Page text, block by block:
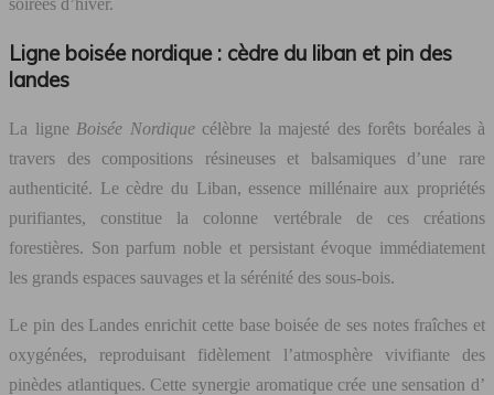
soirées d’hiver.
Ligne boisée nordique : cèdre du liban et pin des
landes
La ligne Boisée Nordique célèbre la majesté des forêts boréales à
travers des compositions résineuses et balsamiques d’une rare
authenticité. Le cèdre du Liban, essence millénaire aux propriétés
purifiantes, constitue la colonne vertébrale de ces créations
forestières. Son parfum noble et persistant évoque immédiatement
les grands espaces sauvages et la sérénité des sous-bois.
Le pin des Landes enrichit cette base boisée de ses notes fraîches et
oxygénées, reproduisant fidèlement l’atmosphère vivifiante des
pinèdes atlantiques. Cette synergie aromatique crée une sensation d’